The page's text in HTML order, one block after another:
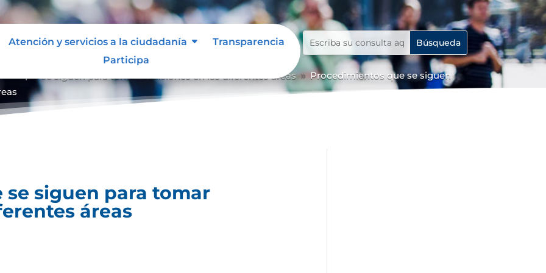
Atención y servicios a la ciudadanía
Transparencia
Participa
que se siguen para tomar decisiones en las diferentes áreas 9 Procedimientos que se siguen
siguen para tomar
áreas